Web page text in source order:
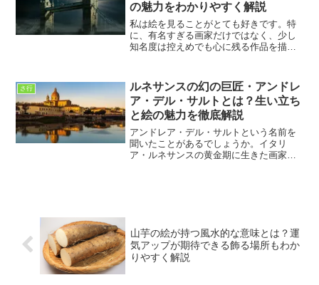
の魅力をわかりやすく解説
私は絵を見ることがとても好きです。特
に、有名すぎる画家だけではなく、少し
知名度は控えめでも心に残る作品を描い
が興味を持った画家の一人が、イギリス
の画家ドッド・プロクター...
さ行
ルネサンスの幻の巨匠・アンドレ
ア・デル・サルトとは？生い立ち
と絵の魅力を徹底解説
アンドレア・デル・サルトという名前を
聞いたことがあるでしょうか。イタリ
ア・ルネサンスの黄金期に生きた画家で
山芋の絵が持つ風水的な意味とは？運
気アップが期待できる飾る場所もわか
りやすく解説